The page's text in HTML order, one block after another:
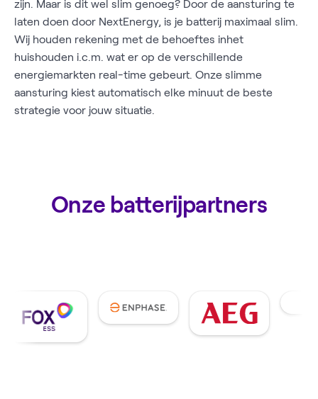
zijn. Maar is dit wel slim genoeg? Door de aansturing te
laten doen door NextEnergy, is je batterij maximaal slim.
Wij houden rekening met de behoeftes inhet
huishouden i.c.m. wat er op de verschillende
energiemarkten real-time gebeurt. Onze slimme
aansturing kiest automatisch elke minuut de beste
strategie voor jouw situatie.
Onze batterijpartners